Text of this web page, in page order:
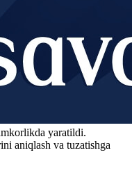
yaratildi.
aniqlash va tuzatishga